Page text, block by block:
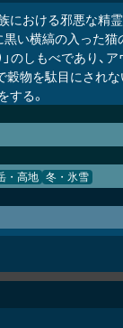
における邪悪な精
黒い横縞の入った
」のしもべであり、
穀物を駄目にされ
する。
・高地 冬・氷雪